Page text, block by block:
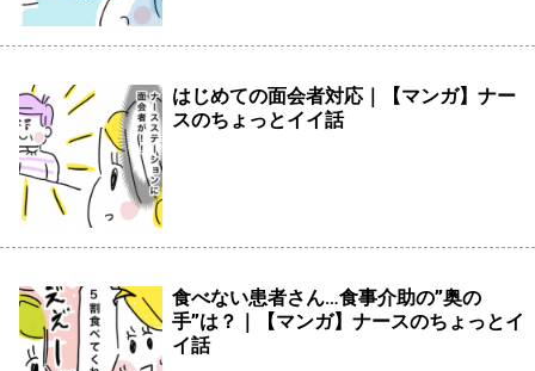
はじめての面会者対応｜【マンガ】ナー
スのちょっとイイ話
食べない患者さん…食事介助の”奥の
手”は？｜【マンガ】ナースのちょっとイ
イ話